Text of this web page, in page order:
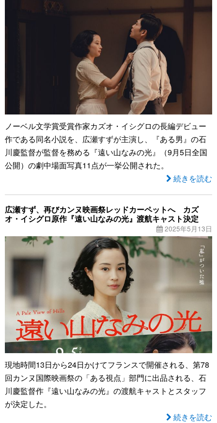
ノーベル文学賞受賞作家カズオ・イシグロの長編デビュー
作である同名小説を、広瀬すずが主演し、『ある男』の石
川慶監督が監督を務める『遠い山なみの光』（9月5日全国
公開）の劇中場面写真11点が一挙公開された。
続きを読む
広瀬すず、再びカンヌ映画祭レッドカーペットへ カズ
オ・イシグロ原作『遠い山なみの光』渡航キャスト決定
2025年5月13日
現地時間13日から24日かけてフランスで開催される、第78
回カンヌ国際映画祭の「ある視点」部門に出品される、石
川慶監督作『遠い山なみの光』の渡航キャストとスタッフ
が決定した。
続きを読む